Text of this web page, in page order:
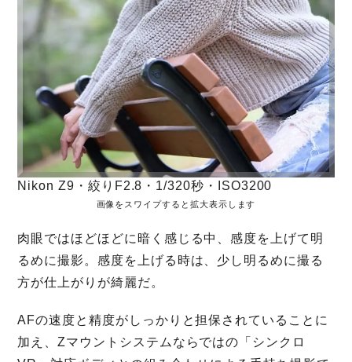
Nikon Z9・絞りF2.8・1/320秒・ISO3200
画像をスワイプすると拡大表示します
肉眼ではほどほどに暗く感じる中、感度を上げて明
るめに撮影。感度を上げる時は、少し明るめに撮る
方が仕上がりが綺麗だ。
AFの速度と精度がしっかりと担保されていることに
加え、Zマウントシステムならではの「シンクロ